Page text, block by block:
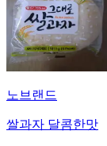
노브랜드
쌀과자 달콤한맛